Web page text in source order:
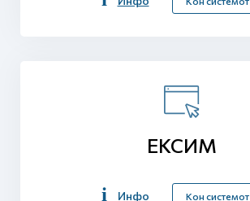
ЕКСИМ
Инфо Кон системот